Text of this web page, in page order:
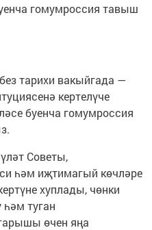
гомумроссия тавыш
тарихи вакыйгада —
кертелүче
буенча гомумроссия
Советы,
һәм иҗтимагый көчләре
хуплады, чөнки
туган
өчен яңа